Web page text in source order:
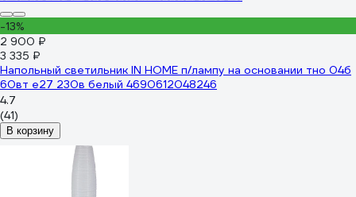
-13%
2 900 ₽
3 335 ₽
Напольный светильник IN HOME п/лампу на основании тно 04б
60вт е27 230в белый 4690612048246
4.7
(41)
В корзину